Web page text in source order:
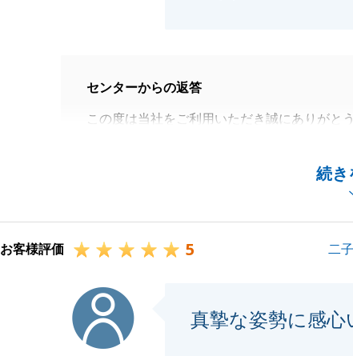
続き
センターからの返答
この度は当社をご利用いただき誠にありがと
とてもありがたいお言葉をいただき嬉しく思
お客様評価 5 二
真摯な姿勢に感心